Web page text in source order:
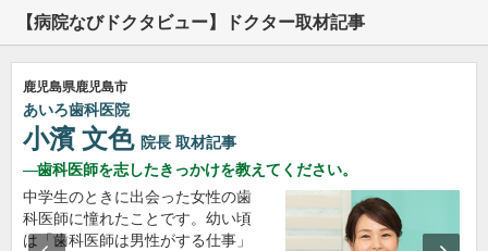
【病院なびドクタビュー】ドクター取材記事
鹿児島県鹿児島市
あいろ歯科医院
小濱 文色 院長 取材記事
歯科医師を志したきっかけを教えてください。
中学生のときに出会った女性の歯
科医師に憧れたことです。幼い頃
は「歯科医師は男性がする仕事」